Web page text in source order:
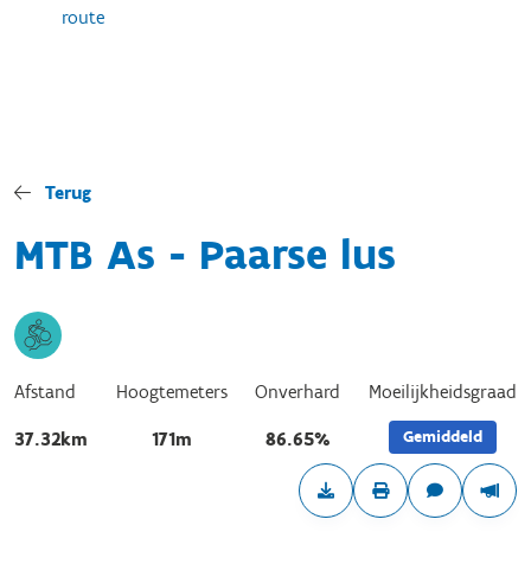
route
Terug
MTB As - Paarse lus
Afstand
37.32km
Hoogtemeters
171m
Onverhard
86.65%
Moeilijkheidsgraad
Gemiddeld